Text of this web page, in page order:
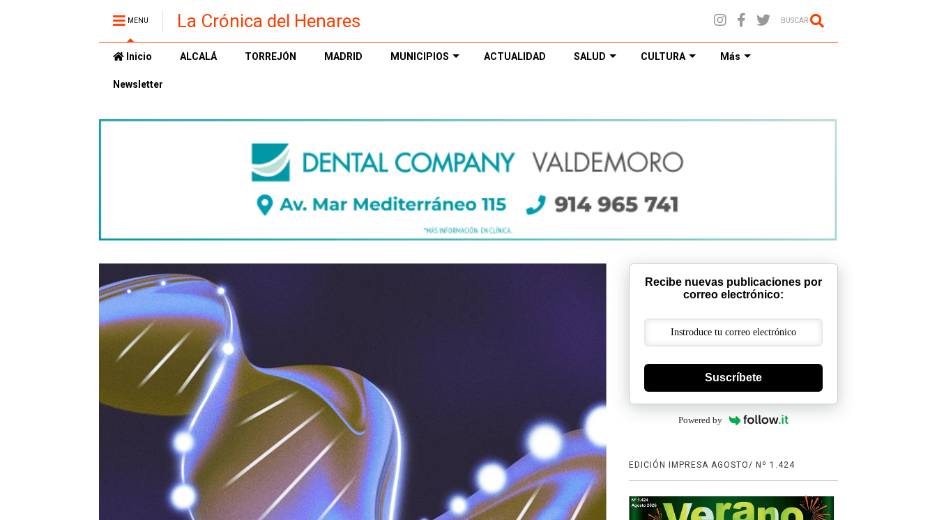
MENU La Crónica del Henares BUSCAR
Inicio ALCALÁ TORREJÓN MADRID MUNICIPIOS ACTUALIDAD SALUD CULTURA Más
Newsletter
Recibe nuevas publicaciones por
correo electrónico:
Suscríbete
Powered by
EDICIÓN IMPRESA AGOSTO/ Nº 1.424